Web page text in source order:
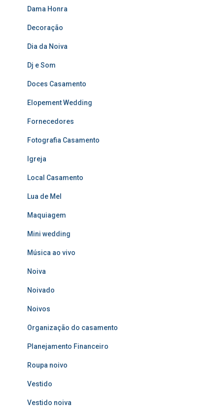
Dama Honra
Decoração
Dia da Noiva
Dj e Som
Doces Casamento
Elopement Wedding
Fornecedores
Fotografia Casamento
Igreja
Local Casamento
Lua de Mel
Maquiagem
Mini wedding
Música ao vivo
Noiva
Noivado
Noivos
Organização do casamento
Planejamento Financeiro
Roupa noivo
Vestido
Vestido noiva